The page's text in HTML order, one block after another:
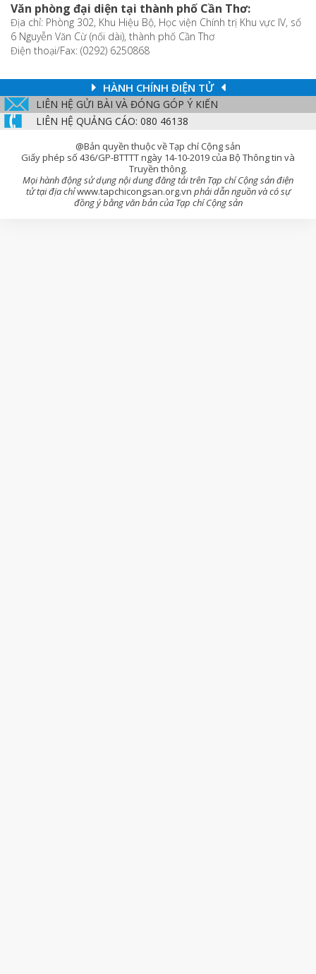
Văn phòng đại diện tại thành phố Cần Thơ:
Địa chỉ: Phòng 302, Khu Hiệu Bộ, Học viện Chính trị Khu vực IV, số
6 Nguyễn Văn Cừ (nối dài), thành phố Cần Thơ
Điện thoại/Fax: (0292) 6250868
HÀNH CHÍNH ĐIỆN TỬ
LIÊN HỆ GỬI BÀI VÀ ĐÓNG GÓP Ý KIẾN
LIÊN HỆ QUẢNG CÁO: 080 46138
@Bản quyền thuộc về Tạp chí Cộng sản
Giấy phép số 436/GP-BTTTT ngày 14-10-2019 của Bộ Thông tin và
Truyền thông.
Mọi hành động sử dụng nội dung đăng tải trên Tạp chí Cộng sản điện
tử tại địa chỉwww.tapchicongsan.org.vn phải dẫn nguồn và có sự
đồng ý bằng văn bản của Tạp chí Cộng sản